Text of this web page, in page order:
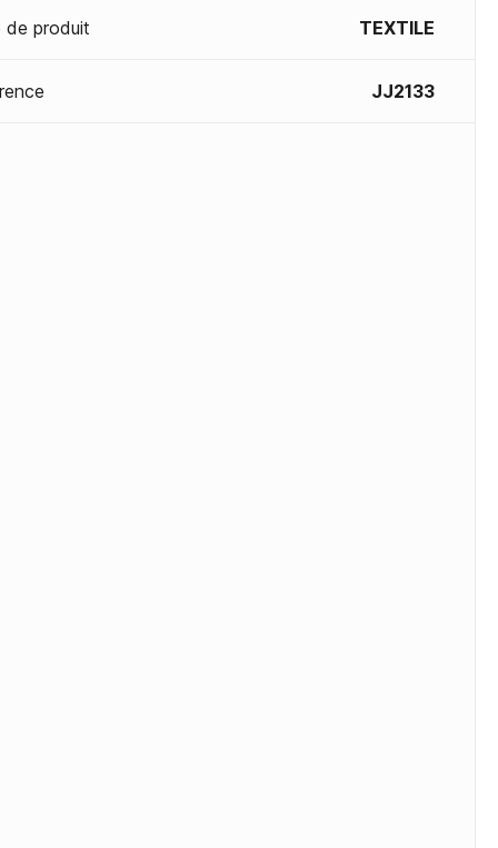
de produit TEXTILE
JJ2133